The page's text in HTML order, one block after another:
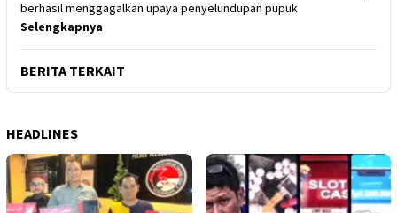
berhasil menggagalkan upaya penyelundupan pupuk
Selengkapnya
BERITA TERKAIT
HEADLINES